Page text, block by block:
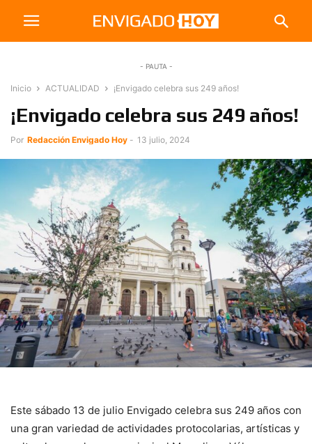
- PAUTA -
Inicio ACTUALIDAD ¡Envigado celebra sus 249 años!
¡Envigado celebra sus 249 años!
Por Redacción Envigado Hoy - 13 julio, 2024
Este sábado 13 de julio Envigado celebra sus 249 años con
una gran variedad de actividades protocolarias, artísticas y